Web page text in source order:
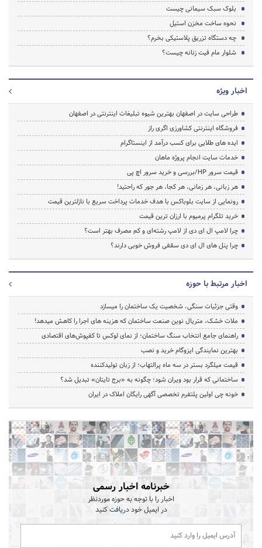
بلوک سبک سیمانی چیست
نحوه ساخت مخزن استیل
چه دستگاه تزریق پلاستیکی بخرم؟
شلوار مام فیت زنانه چیست؟
اخبار ویژه
طراحی سایت در اصفهان بهترین شیوه تبلیغات اینترنتی در اصفهان
فروشگاه اینترنتی کشاورزی اگری راز
ایده های طلایی برای کسب درآمد از اینستاگرام
خدمات سایت انجام پروژه ماهان
قیمت سرور HP/بررسی و خرید سرور اچ پی
هر زبانی، هر زمانی، هر کجا، هر جور که راحتید!
رونمایی از سایت بلوباکس با هدف خدمات پرداخت سریع با نازلترین قیمت
خرید تلگرام پرمیوم با ارزان ترین قیمت
چرا لامپ ال ای دی از لامپ رشته‌ای و کم مصرف بهتر است؟
چرا پنل های ال ای دی سقفی فروش خوبی دارند؟
اخبار مرتبط با حوزه
وقتی جزئیات سنگی، شخصیت یک ساختمان را میسازد
ملات خشک، متریال نوین صنعت ساختمان که هزینه‌ های اجرا را کاهش میدهد!
راهنمای جامع انتخاب سنگ ساختمان؛ از نمای لوکس تا کفپوش‌های اقتصادی
بهترین نمایندگی ایزوگام خرید و نصب
قیمت میلگرد بستر در سه ماه پرالتهاب؛ از زبان تولیدکننده
ساختمانی که قرار بود ویران شود؛ چگونه به «برج تایتان» تبدیل شد؟
خونه چی اولین پلتفرم تخصصی آگهی رایگان املاک در ایران
خبرنامه اخبار رسمی
اخبار را با توجه به حوزه موردنظر
در ایمیل خود دریافت کنید